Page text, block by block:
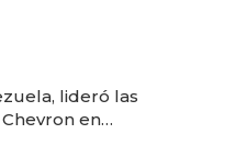
lideró las
en